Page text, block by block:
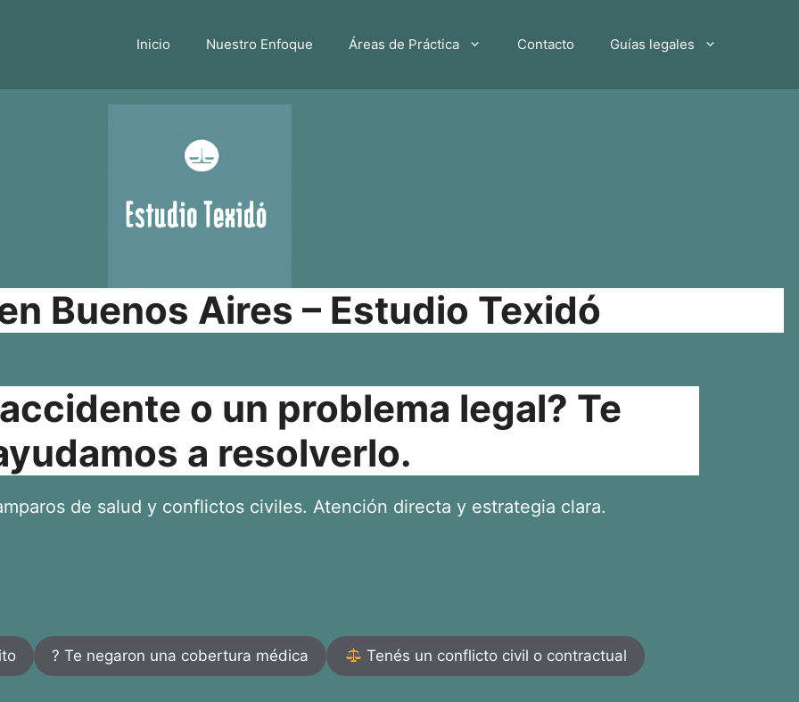
Inicio Nuestro Enfoque Áreas de Práctica Contacto Guías legales
Buenos Aires – Estudio Texidó
o un problema legal? Te
a resolverlo.
de salud y conflictos civiles. Atención directa y estrategia clara.
? Te negaron una cobertura médica Tenés un conflicto civil o contractual